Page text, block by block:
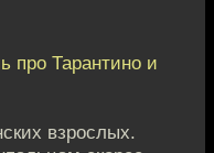
про Тарантино и
взрослых.